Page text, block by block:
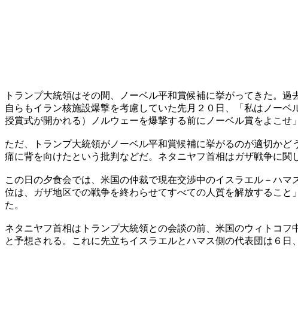
トランプ大統領はその間、ノーベル平和賞候補に挙がってきた。
自らもイラン核施設爆撃を考慮していた先月２０日、「私はノー
授賞式が開かれる）ノルウェーを爆撃する前にノーベル賞をよこせ
ただ、トランプ大統領がノーベル平和賞候補に挙がるのが適切か
痛に背を向けたという批判などだ。ネタニヤフ首相はガザ戦争に
この日の夕食会では、米国の仲裁で現在交渉中のイスラエル－ハ
位は、ガザ地区での戦争を終わらせてすべての人質を解放するこ
た。
ネタニヤフ首相はトランプ大統領との会談の前、米国のウィトコ
と予想される。これに先立ちイスラエルとハマス側の代表団は６